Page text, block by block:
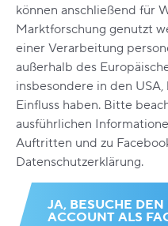
können anschließend für
Marktforschung genutzt
einer Verarbeitung
außerhalb des
insbesondere in den
Einfluss haben. Bitte
ausführlichen
Auftritten und zu
Datenschutzerklärung.
JA, BESUCHE
ACCOUNT ALS